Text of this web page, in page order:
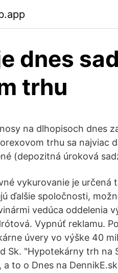
dnes
trhu
na dlhopisoch dnes
trhu sa najviac
(depozitná úroková
vykurovanie je
ďalšie spoločnosti,
vedúca oddelenia
Vypnúť reklamu.
úvery vo výške 40
Sk. "Hypotekárny trh
to o Dnes na